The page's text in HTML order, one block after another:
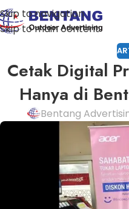
Skip to navigation
Skip to main content
Cetak Digital
Hanya di
Bentang